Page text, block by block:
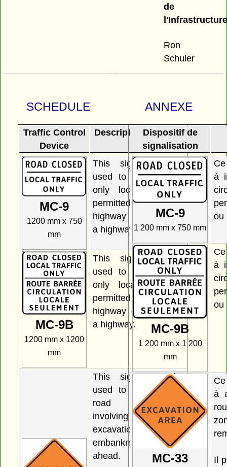
de
Ron
Schuler
SCHEDULE
Traffic Control
Device
Description and Use
MC-9
1200 mm x 750
mm
This sign may be
used to indicate that
only local traffic is
permitted to use a
highway or portion of
a highway.
MC-9B
1200 mm x 1200
mm
This sign may be
used to indicate that
only local traffic is
permitted to use a
highway or portion of
a highway.
This sign may be
used to indicate that
road construction
involving either an
excavation area or an
embankment area lies
ahead.
ANNEXE
Dispositif de
signalisation
MC-9
1 200 mm x 750 mm
à
ou
MC-9B
1 200 mm x 1 200
mm
à
ou
MC-33
à
Il